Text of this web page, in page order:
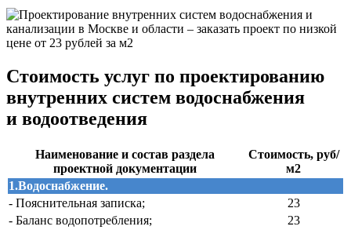
Стоимость услуг по проектированию
внутренних систем водоснабжения
и водоотведения
Наименование и состав раздела
проектной документации
Стоимость, руб/
м2
1.Водоснабжение.
- Пояснительная записка;
23
- Баланс водопотребления;
23